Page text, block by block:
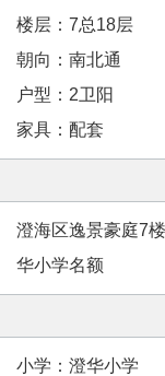
楼层：7总18层
朝向：南北通
户型：2卫阳
家具：配套
澄海区逸景豪庭7
华小学名额
小学：澄华小学